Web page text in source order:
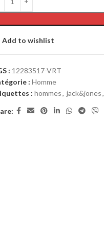
Add to wishlist
: 12283517-VRT
: Homme
: hommes, jack&jones,